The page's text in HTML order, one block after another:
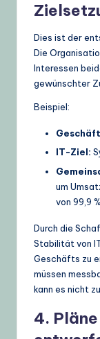
Dies ist der
Die
Interessen
gewünschter
Beispiel:
IT-Ziel:
um
von 99,9
Durch die
Stabilität von
Geschäfts zu
müssen
kann es nicht
4.